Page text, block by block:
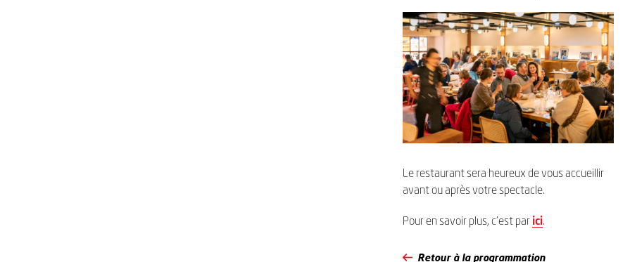
Le restaurant sera heureux de vous accueillir
avant ou après votre spectacle.
Pour en savoir plus, c’est par ici.
Retour à la programmation